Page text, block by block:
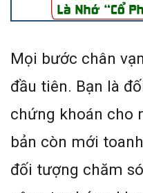
Mọi bước chân
đầu tiên. Bạn là
chứng khoán cho
bản còn mới
đối tượng chăm